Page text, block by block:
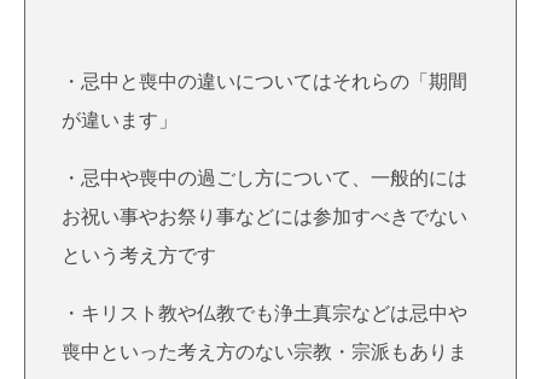
・忌中と喪中の違いについてはそれらの「期間
が違います」
・忌中や喪中の過ごし方について、一般的には
お祝い事やお祭り事などには参加すべきでない
という考え方です
・キリスト教や仏教でも浄土真宗などは忌中や
喪中といった考え方のない宗教・宗派もありま